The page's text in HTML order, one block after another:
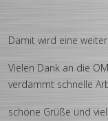
Damit wird eine
Vielen Dank an die
verdammt schnelle
schöne Grüße und